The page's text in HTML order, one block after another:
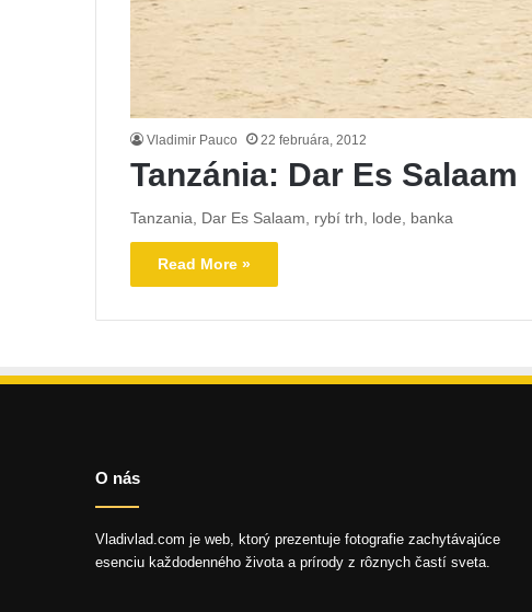
Vladimir Pauco 22 februára, 2012
Tanzánia: Dar Es Salaam
Tanzania, Dar Es Salaam, rybí trh, lode, banka
Read More »
O nás
Vladivlad.com je web, ktorý prezentuje fotografie zachytávajúce
esenciu každodenného života a prírody z rôznych častí sveta.